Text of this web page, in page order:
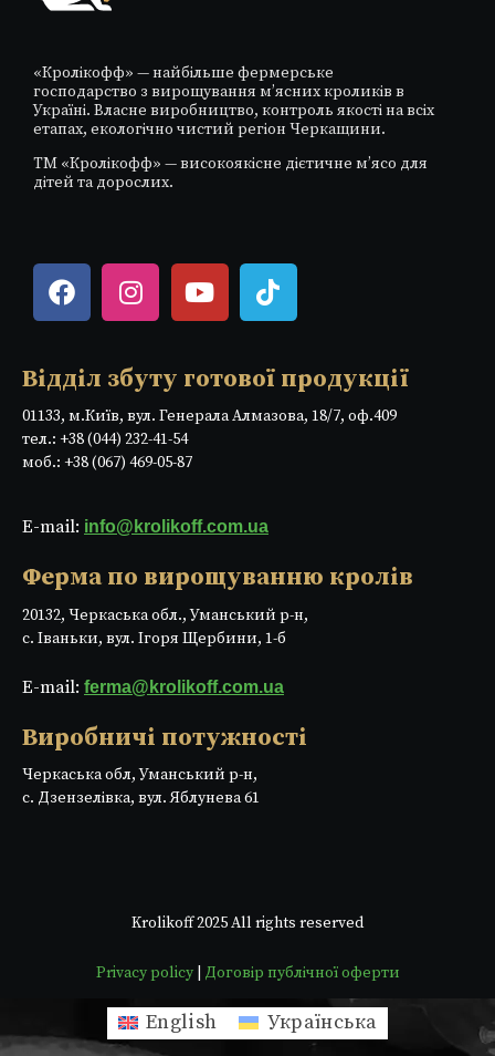
«Кролікофф» — найбільше фермерське
господарство з вирощування м’ясних кроликів в
Україні. Власне виробництво, контроль якості на всіх
етапах, екологічно чистий регіон Черкащини.
ТМ «Кролікофф» — високоякісне дієтичне м’ясо для
дітей та дорослих.
Відділ збуту готової продукції
01133, м.Київ, вул. Генерала Алмазова, 18/7, оф.409
тел.: +38 (044) 232-41-54
моб.: +38 (067) 469-05-87
E-mail: info@krolikoff.com.ua
Ферма по вирощуванню кролів
20132, Черкаська обл., Уманський р-н,
с. Іваньки, вул. Ігоря Щербини, 1-б
E-mail: ferma@krolikoff.com.ua
Виробничі потужності
Черкаська обл, Уманський р-н,
с. Дзензелівка, вул. Яблунева 61
Krolikoff 2025 All rights reserved
Privacy policy| Договір публічної оферти
English Українська